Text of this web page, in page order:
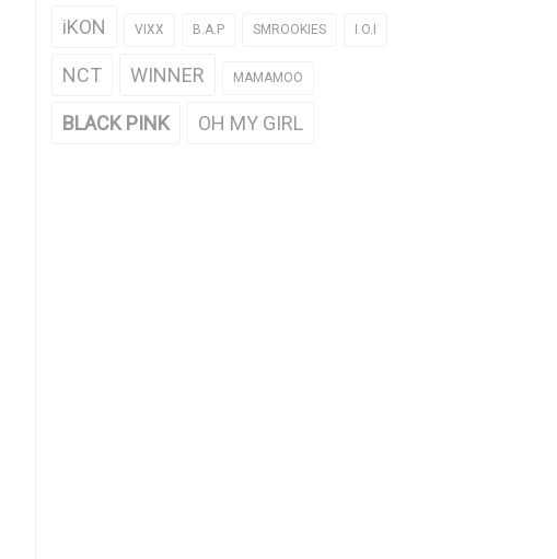
iKON VIXX B.A.P SMROOKIES I.O.I
NCT WINNER MAMAMOO
BLACK PINK OH MY GIRL